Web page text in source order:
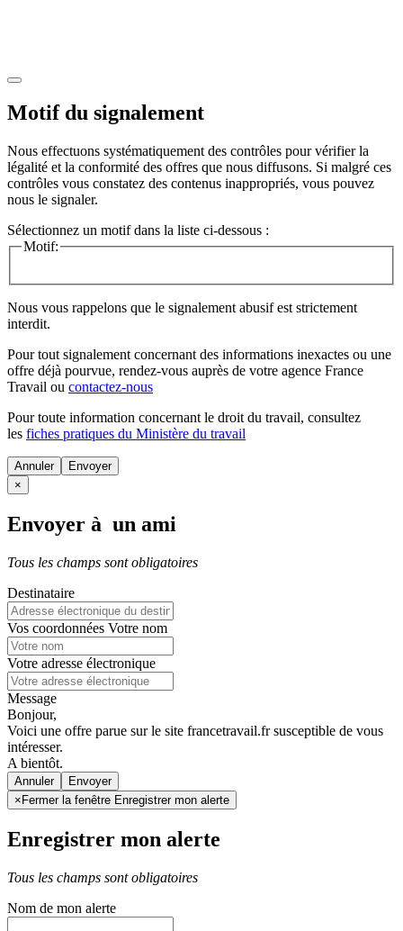
Motif du signalement
Nous effectuons systématiquement des contrôles pour vérifier la
légalité et la conformité des offres que nous diffusons. Si malgré ces
contrôles vous constatez des contenus inappropriés, vous pouvez
nous le signaler.
Sélectionnez un motif dans la liste ci-dessous :
Motif:
Nous vous rappelons que le signalement abusif est strictement
interdit.
Pour tout signalement concernant des informations inexactes ou une
offre déjà pourvue, rendez-vous auprès de votre agence France
Travail ou contactez-nous
Pour toute information concernant le droit du travail, consultez
les fiches pratiques du Ministère du travail
Annuler
×
Envoyer à un ami
Tous les champs sont obligatoires
Destinataire
Vos coordonnées Votre nom
Votre adresse électronique
Message
Bonjour,
Voici une offre parue sur le site francetravail.fr susceptible de vous
intéresser.
A bientôt.
Annuler
× Fermer la fenêtre Enregistrer mon alerte
Enregistrer mon alerte
Tous les champs sont obligatoires
Nom de mon alerte